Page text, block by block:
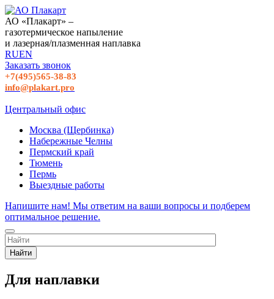
АО «Плакарт» –
газотермическое напыление
и лазерная/плазменная наплавка
RUEN
Заказать звонок
+7(495)565-38-83
info@plakart.pro
Центральный офис
Москва (Щербинка)
Набережные Челны
Пермский край
Тюмень
Пермь
Выездные работы
Напишите нам! Мы ответим на ваши вопросы и подберем
оптимальное решение.
Найти
Для наплавки